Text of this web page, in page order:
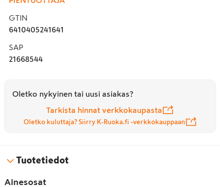
GTIN
6410405241641
SAP
21668544
Oletko nykyinen tai uusi asiakas?
Tarkista hinnat verkkokaupasta
Oletko kuluttaja? Siirry K-Ruoka.fi -verkkokauppaan
Tuotetiedot
Ainesosat